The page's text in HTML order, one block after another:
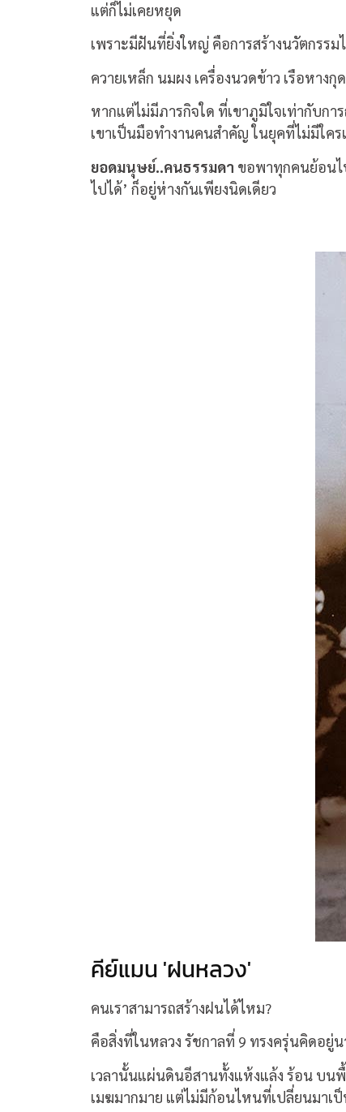
แต่ก็ไม่เคยหยุด
เพราะมีฝันที่ยิ่งใหญ่ คือการสร้างนวัตกรร
ควายเหล็ก นมผง เครื่องนวดข้าว เรือหาง
หากแต่ไม่มีภารกิจใด ที่เขาภูมิใจเท่ากับกา
เขาเป็นมือทำงานคนสำคัญ ในยุคที่ไม่มีใคร
ยอดมนุษย์..คนธรรมดา ขอพาทุกคนย้อนไ
ไปได้’ ก็อยู่ห่างกันเพียงนิดเดียว
คีย์แมน 'ฝนหลวง'
คนเราสามารถสร้างฝนได้ไหม?
คือสิ่งที่ในหลวง รัชกาลที่ 9 ทรงครุ่นคิดอยู่
เวลานั้นแผ่นดินอีสานทั้งแห้งแล้ง ร้อน บน
เมฆมากมาย แต่ไม่มีก้อนไหนที่เปลี่ยนมาเ